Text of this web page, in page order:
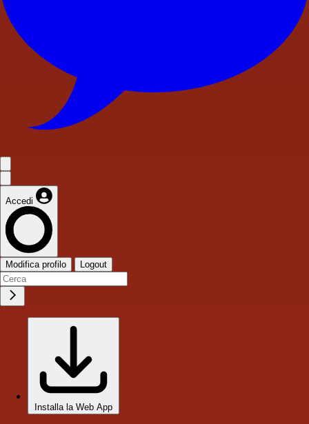
Accedi
Modifica profilo Logout
Installa la Web App